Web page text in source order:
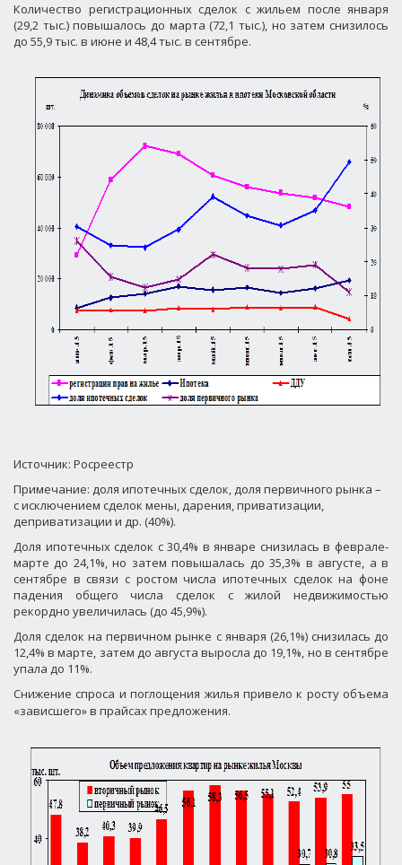
Количество регистрационных сделок с жильем после января
(29,2 тыс.) повышалось до марта (72,1 тыс.), но затем снизилось
до 55,9 тыс. в июне и 48,4 тыс. в сентябре.
Источник: Росреестр
Примечание: доля ипотечных сделок, доля первичного рынка –
с исключением сделок мены, дарения, приватизации,
деприватизации и др. (40%).
Доля ипотечных сделок с 30,4% в январе снизилась в феврале-
марте до 24,1%, но затем повышалась до 35,3% в августе, а в
сентябре в связи с ростом числа ипотечных сделок на фоне
падения общего числа сделок с жилой недвижимостью
рекордно увеличилась (до 45,9%).
Доля сделок на первичном рынке с января (26,1%) снизилась до
12,4% в марте, затем до августа выросла до 19,1%, но в сентябре
упала до 11%.
Снижение спроса и поглощения жилья привело к росту объема
«зависшего» в прайсах предложения.